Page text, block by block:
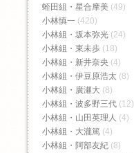
蛭田組・星合摩美 (49)
小林慎一 (420)
小林組・坂本弥光 (24)
小林組・東未歩 (18)
小林組・新井奈央 (4)
小林組・伊豆原浩太 (8)
小林組・廣瀬大 (8)
小林組・波多野三代 (12)
小林組・山田英理人 (4)
小林組・大瀧篤 (4)
小林組・阿部友紀 (8)